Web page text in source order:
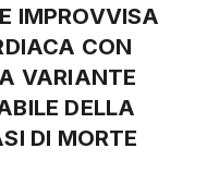
IMPROVVISA
CON
VARIANTE
DELLA
DI MORTE